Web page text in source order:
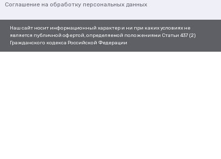
Соглашение на обработку персональных данных
Наш сайт носит информационный характер и ни при каких условиях не
является публичной офертой, определяемой положениями Статьи 437 (2)
Гражданского кодекса Российской Федерации